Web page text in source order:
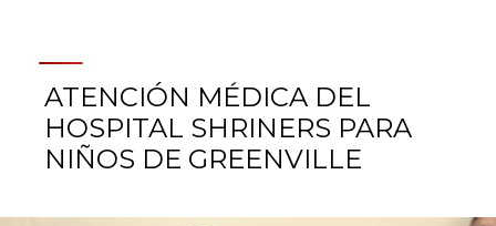
ATENCIÓN MÉDICA DEL
HOSPITAL SHRINERS PARA
NIÑOS DE GREENVILLE